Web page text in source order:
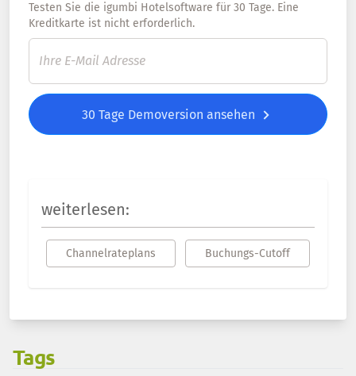
Testen Sie die igumbi Hotelsoftware für 30 Tage. Eine
Kreditkarte ist nicht erforderlich.
30 Tage Demoversion ansehen
weiterlesen:
Channelrateplans Buchungs-Cutoff
Tags